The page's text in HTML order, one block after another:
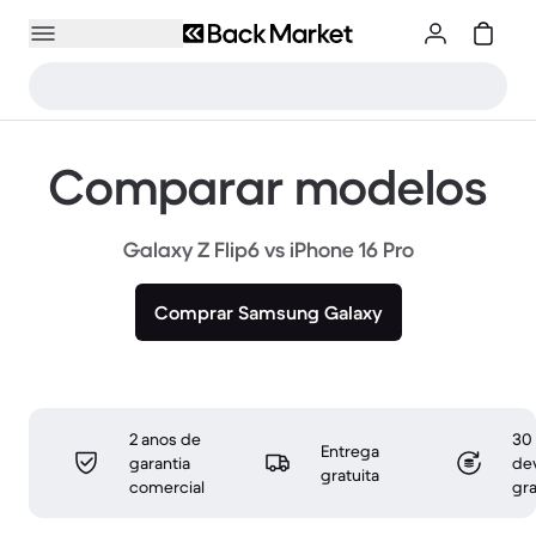
Comparar modelos
Galaxy Z Flip6 vs iPhone 16 Pro
Comprar Samsung Galaxy
2 anos de
garantia
comercial
Entrega
gratuita
30